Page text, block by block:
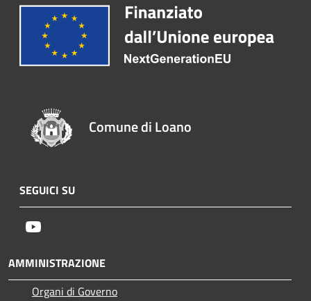
Comune di Loano
SEGUICI SU
AMMINISTRAZIONE
Organi di Governo